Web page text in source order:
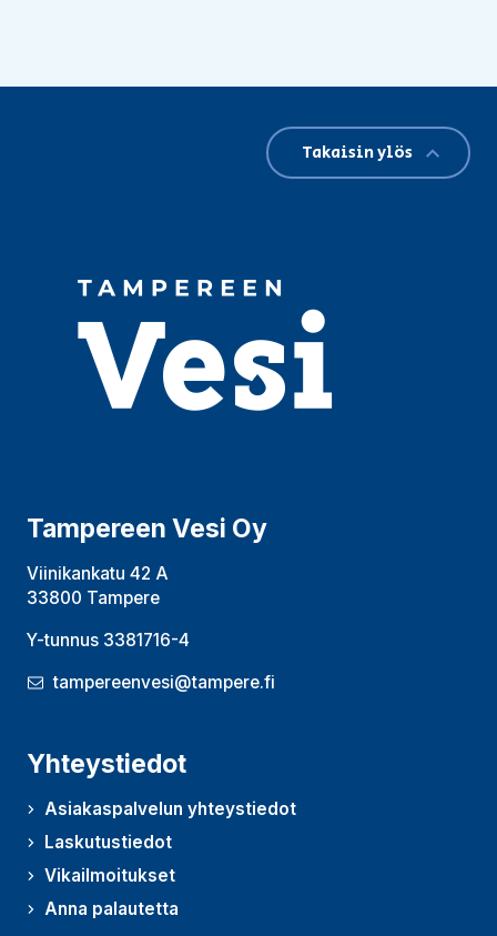
Tampereen Vesi Oy
Viinikankatu 42 A
33800 Tampere
Y-tunnus 3381716-4
tampereenvesi@tampere.fi
Yhteystiedot
Asiakaspalvelun yhteystiedot
Laskutustiedot
Vikailmoitukset
Anna palautetta
(Avautuu uudessa ikkunassa)
Takaisin ylös